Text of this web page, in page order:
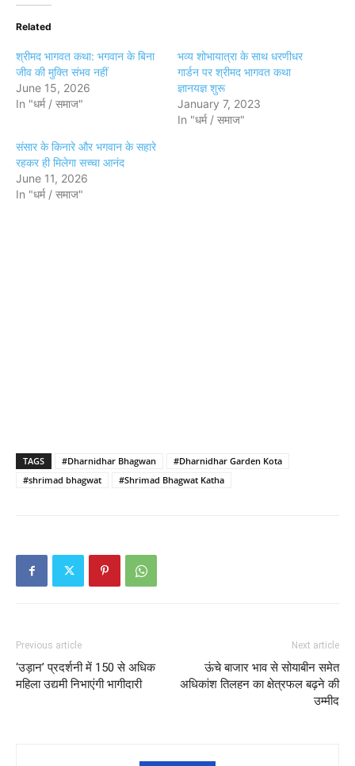
Related
श्रीमद भागवत कथा: भगवान के बिना
जीव की मुक्ति संभव नहीं
June 15, 2026
In "धर्म / समाज"
भव्य शोभायात्रा के साथ धरणीधर
गार्डन पर श्रीमद भागवत कथा
ज्ञानयज्ञ शुरू
January 7, 2023
In "धर्म / समाज"
संसार के किनारे और भगवान के सहारे
रहकर ही मिलेगा सच्चा आनंद
June 11, 2026
In "धर्म / समाज"
TAGS #Dharnidhar Bhagwan
#Dharnidhar Garden Kota
#shrimad bhagwat
#Shrimad Bhagwat Katha
Previous article
‘उड़ान’ प्रदर्शनी में 150 से अधिक
महिला उद्यमी निभाएंगी भागीदारी
Next article
ऊंचे बाजार भाव से सोयाबीन समेत
अधिकांश तिलहन का क्षेत्रफल बढ़ने की
उम्मीद